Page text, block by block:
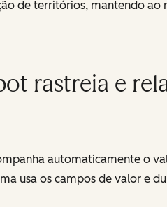
de territórios, mantendo
rastreia e
automaticamente o
usa os campos de valor e